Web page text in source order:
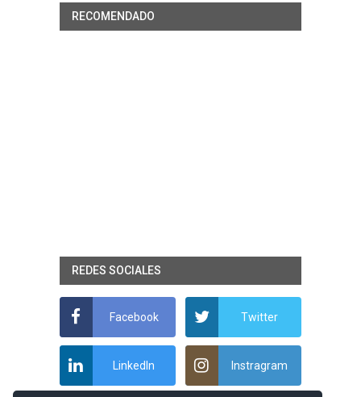
RECOMENDADO
REDES SOCIALES
Facebook Twitter
LinkedIn Instragram